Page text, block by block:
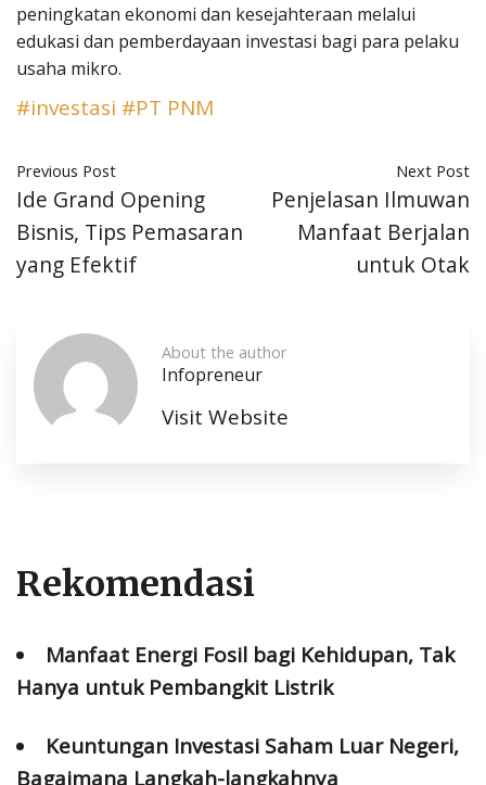
peningkatan ekonomi dan kesejahteraan melalui
edukasi dan pemberdayaan investasi bagi para pelaku
usaha mikro.
#investasi #PT PNM
Previous Post
Ide Grand Opening
Bisnis, Tips Pemasaran
yang Efektif
Next Post
Penjelasan Ilmuwan
Manfaat Berjalan
untuk Otak
About the author
Infopreneur
Visit Website
Rekomendasi
Manfaat Energi Fosil bagi Kehidupan, Tak
Hanya untuk Pembangkit Listrik
Keuntungan Investasi Saham Luar Negeri,
Bagaimana Langkah-langkahnya